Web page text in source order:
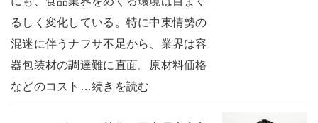
るしく変化している。特に中東情勢の
混迷に伴うナフサ不足から、業界は容
器包装材の調達難に直面。原材料価格
などのコスト…続きを読む